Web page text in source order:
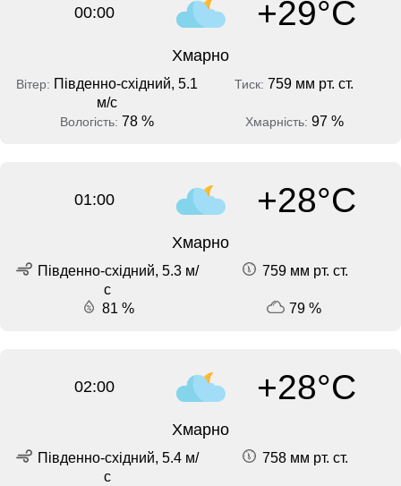
00:00 +29°C
Хмарно
Вітер: Південно-східний, 5.1
м/с
Тиск: 759 мм рт. ст.
Вологість: 78 % Хмарність: 97 %
01:00 +28°C
Хмарно
Південно-східний, 5.3 м/
с
759 мм рт. ст.
81 % 79 %
02:00 +28°C
Хмарно
Південно-східний, 5.4 м/
с
758 мм рт. ст.